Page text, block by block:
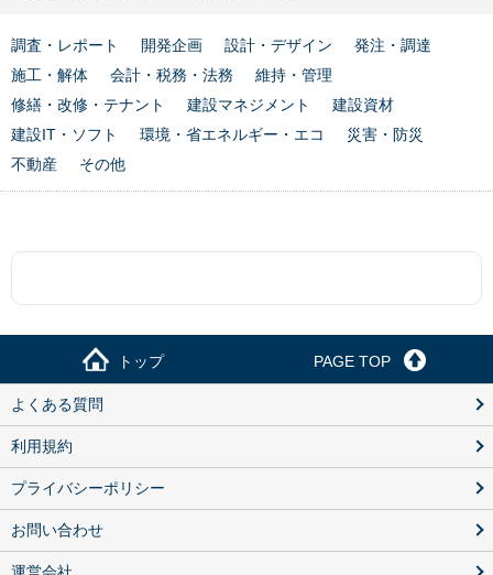
調査・レポート 開発企画 設計・デザイン
発注・調達
施工・解体
会計・税務・法務
維持・管理
修繕・改修・テナント
建設マネジメント
建設資材
建設IT・ソフト
環境・省エネルギー・エコ
災害・防災
不動産
その他
トップ PAGE TOP
よくある質問
利用規約
プライバシーポリシー
お問い合わせ
運営会社